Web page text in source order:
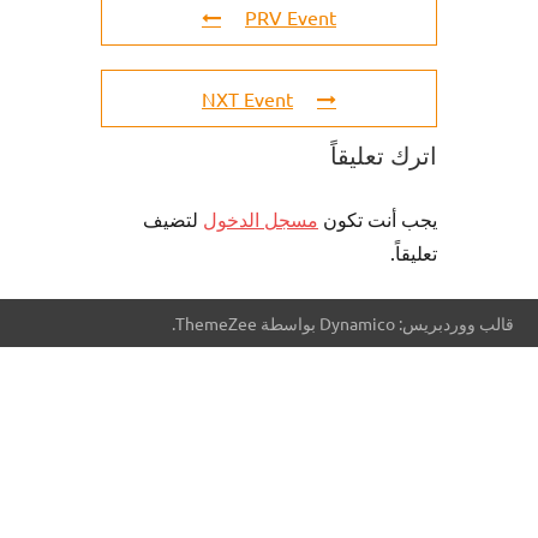
PRV Event
NXT Event
اترك تعليقاً
يجب أنت تكون مسجل الدخول لتضيف
تعليقاً.
قالب ووردبريس: Dynamico بواسطة ThemeZee.